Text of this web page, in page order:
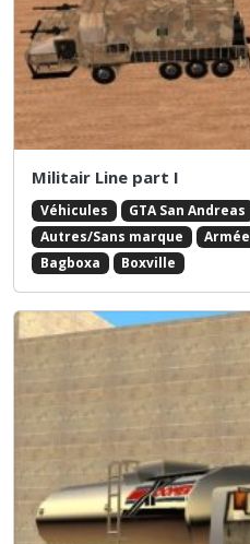
Militair Line part I
Véhicules GTA San Andreas
Autres/Sans marque
Armée
Bagboxa
Boxville